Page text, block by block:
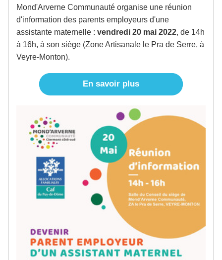
Mond'Arverne Communauté organise une réunion
d'information des parents employeurs d'une
assistante maternelle : vendredi 20 mai 2022, de 14h
à 16h, à son siège (Zone Artisanale le Pra de Serre, à
Veyre-Monton).
En savoir plus